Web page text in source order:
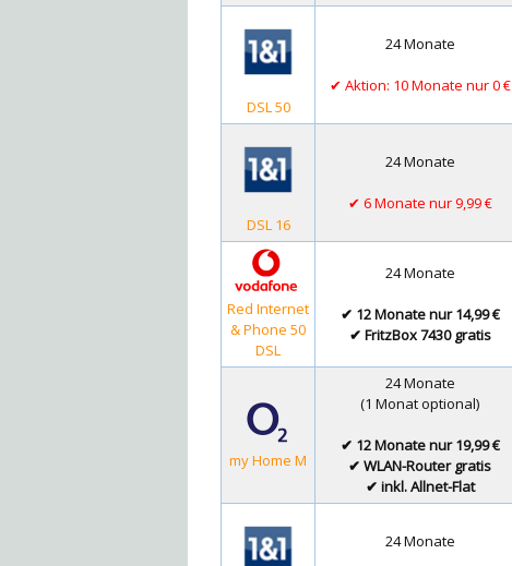
DSL 50
24 Monate
✔ Aktion: 10 Monate nur 0 €
DSL 16
24 Monate
✔ 6 Monate nur 9,99 €
Red Internet
& Phone 50
DSL
24 Monate
✔ 12 Monate nur 14,99 €
✔ FritzBox 7430 gratis
my Home M
24 Monate
(1 Monat optional)
✔ 12 Monate nur 19,99 €
✔ WLAN-Router gratis
✔ inkl. Allnet-Flat
24 Monate